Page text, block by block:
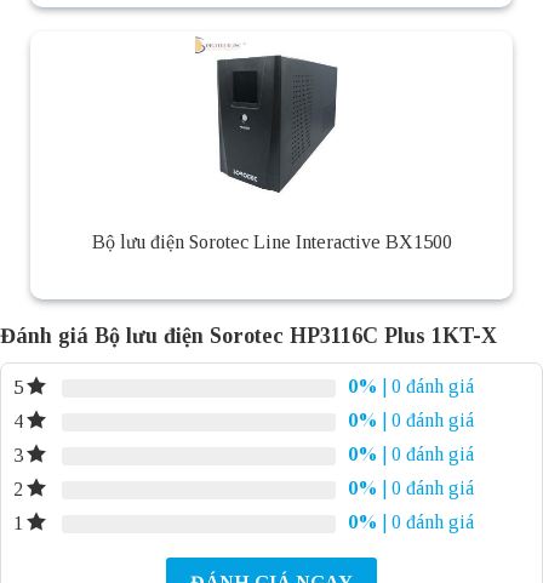
Bộ lưu điện Sorotec Line Interactive BX1500
Đánh giá Bộ lưu điện Sorotec HP3116C Plus 1KT-X
5 0%
| 0 đánh giá
4
0%
| 0 đánh giá
3
0%
| 0 đánh giá
2
0%
| 0 đánh giá
1
0% | 0 đánh giá